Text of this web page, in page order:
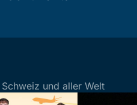
und aller Welt